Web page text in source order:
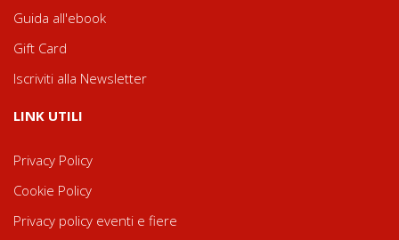
Guida all'ebook
Gift Card
Iscriviti alla Newsletter
LINK UTILI
Privacy Policy
Cookie Policy
Privacy policy eventi e fiere